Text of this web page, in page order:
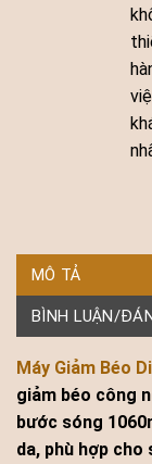
MÔ TẢ
BÌNH LUẬN/
Máy Giảm Béo
giảm béo công
bước sóng
da, phù hợp cho